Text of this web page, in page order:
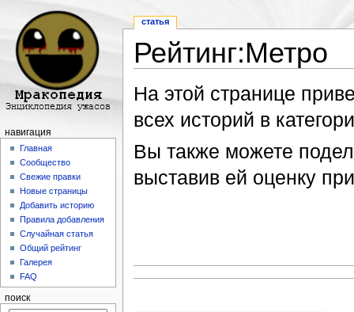
Рейтинг:Метро
На этой странице
всех историй в
Вы также можете
выставив ей оценку
статья
навигация
Главная
Сообщество
Свежие правки
Новые страницы
Добавить историю
Правила добавления
Случайная статья
Общий рейтинг
Галерея
FAQ
поиск